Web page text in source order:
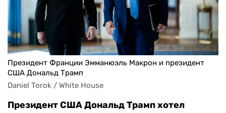
Президент Франции Эмманюэль Макрон и президент
США Дональд Трамп
Daniel Torok / White House
Президент США Дональд Трамп хотел